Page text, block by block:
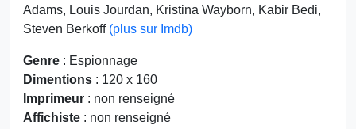
Adams, Louis Jourdan, Kristina Wayborn, Kabir Bedi,
Steven Berkoff (plus sur Imdb)
Genre : Espionnage
Dimentions : 120 x 160
Imprimeur : non renseigné
Affichiste : non renseigné